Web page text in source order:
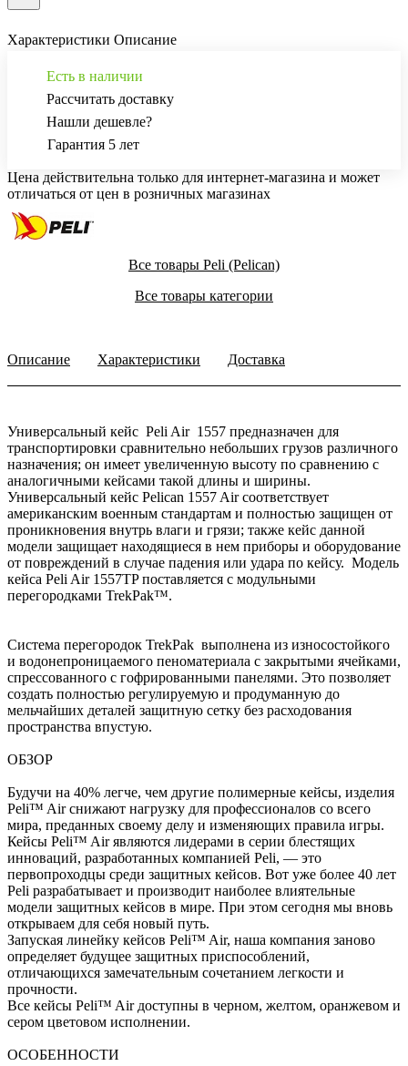
Характеристики Описание
Есть в наличии
Рассчитать доставку
Нашли дешевле?
Гарантия 5 лет
Цена действительна только для интернет-магазина и может
отличаться от цен в розничных магазинах
Все товары Peli (Pelican)
Все товары категории
Описание Характеристики Доставка
Универсальный кейс Peli Air 1557 предназначен для
транспортировки сравнительно небольших грузов различного
назначения; он имеет увеличенную высоту по сравнению с
аналогичными кейсами такой длины и ширины.
Универсальный кейс Pelican 1557 Air соответствует
американским военным стандартам и полностью защищен от
проникновения внутрь влаги и грязи; также кейс данной
модели защищает находящиеся в нем приборы и оборудование
от повреждений в случае падения или удара по кейсу. Модель
кейса Peli Air 1557TP поставляется с модульными
перегородками TrekPak™.
Система перегородок TrekPak выполнена из износостойкого
и водонепроницаемого пеноматериала с закрытыми ячейками,
спрессованного с гофрированными панелями. Это позволяет
создать полностью регулируемую и продуманную до
мельчайших деталей защитную сетку без расходования
пространства впустую.
ОБЗОР
Будучи на 40% легче, чем другие полимерные кейсы, изделия
Peli™ Air снижают нагрузку для профессионалов со всего
мира, преданных своему делу и изменяющих правила игры.
Кейсы Peli™ Air являются лидерами в серии блестящих
инноваций, разработанных компанией Peli, — это
первопроходцы среди защитных кейсов. Вот уже более 40 лет
Peli разрабатывает и производит наиболее влиятельные
модели защитных кейсов в мире. При этом сегодня мы вновь
открываем для себя новый путь.
Запуская линейку кейсов Peli™ Air, наша компания заново
определяет будущее защитных приспособлений,
отличающихся замечательным сочетанием легкости и
прочности.
Все кейсы Peli™ Air доступны в черном, желтом, оранжевом и
сером цветовом исполнении.
ОСОБЕННОСТИ